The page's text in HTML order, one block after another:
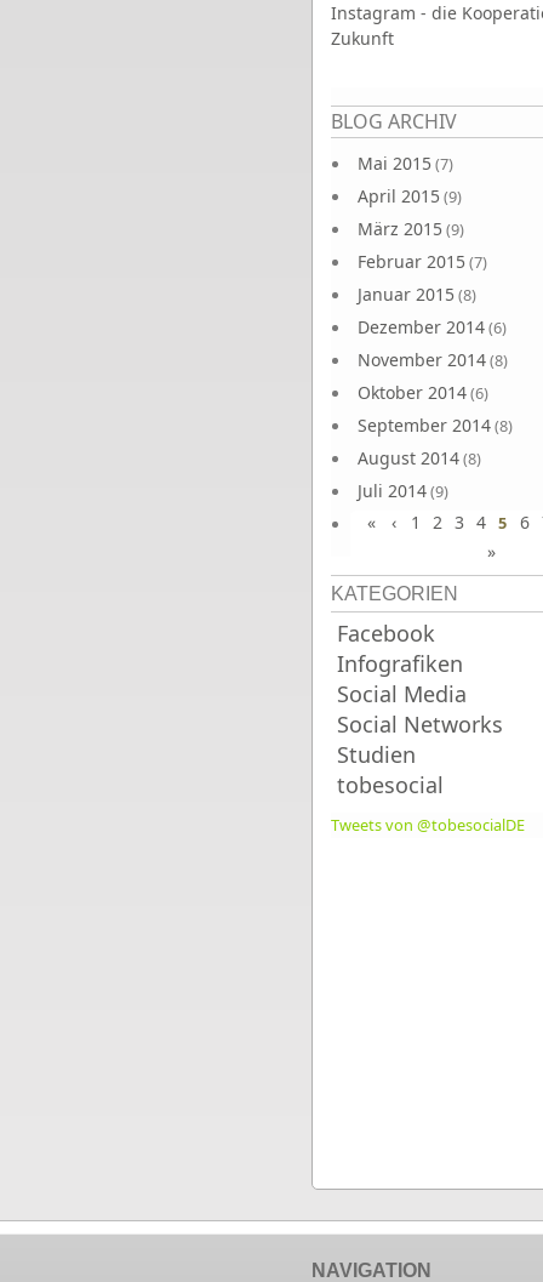
Instagram - die
Zukunft
BLOG ARCHIV
Mai 2015(7)
April 2015(9)
März 2015(9)
Februar 2015(7)
Januar 2015(8)
Dezember 2014(6)
November 2014(8)
Oktober 2014(6)
September 2014(8)
August 2014(8)
Juli 2014(9)
Juni 2014(8)
Seiten
« ‹ 1 2 3 4 5 6
»
KATEGORIEN
Facebook
Infografiken
Social Media
Social Networks
Studien
tobesocial
Tweets von @tobesocialDE
NAVIGATION